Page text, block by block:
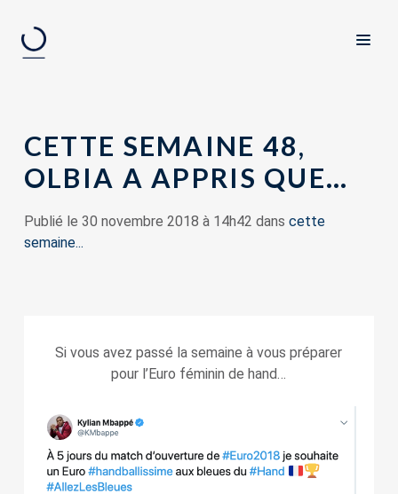
CETTE SEMAINE 48,
OLBIA A APPRIS QUE…
Publié le 30 novembre 2018 à 14h42 dans cette
semaine...
Si vous avez passé la semaine à vous préparer
pour l’Euro féminin de hand…